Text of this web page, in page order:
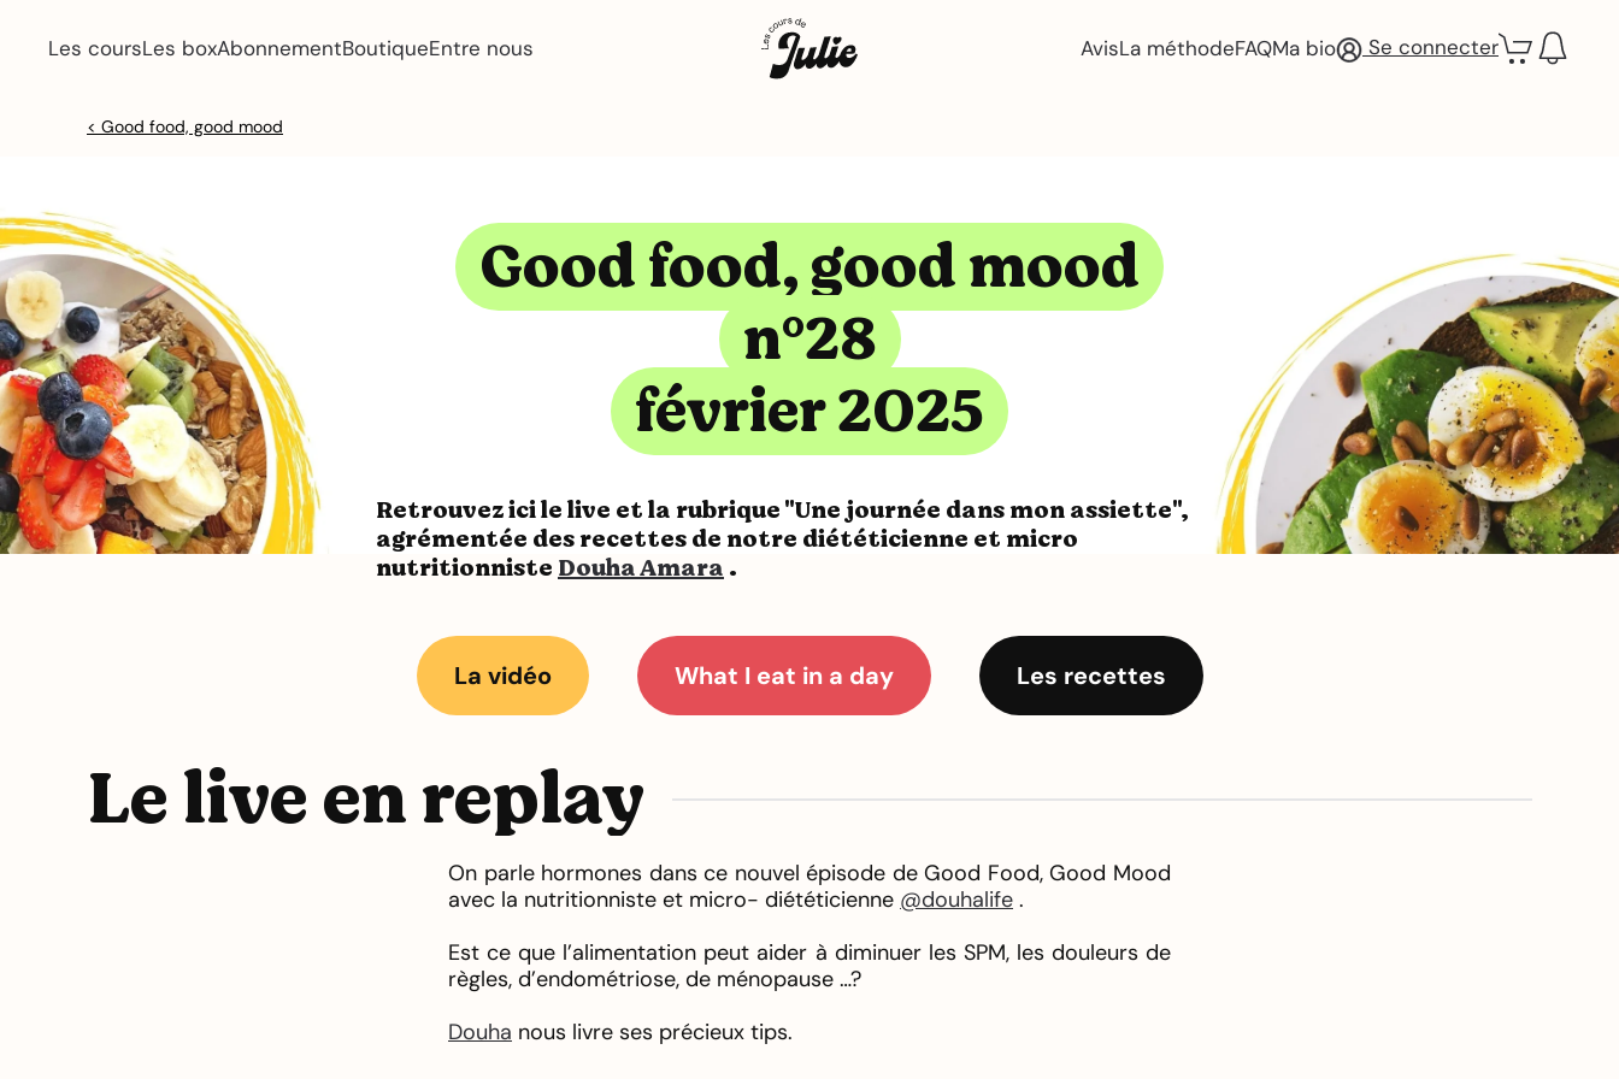
Les coursLes boxAbonnementBoutiqueEntre nous AvisLa méthodeFAQMa bio Se connecter
< Good food, good mood
Good food, good mood
n°28
février 2025
Retrouvez ici le live et la rubrique "Une journée dans mon assiette",
agrémentée des recettes de notre diététicienne et micro
nutritionnisteDouha Amara.
La vidéo What I eat in a day Les recettes
Le live en replay
On parle hormones dans ce nouvel épisode de Good Food, Good Mood
avec la nutritionniste et micro- diététicienne @douhalife .
Est ce que l’alimentation peut aider à diminuer les SPM, les douleurs de
règles, d’endométriose, de ménopause …?
Douha nous livre ses précieux tips.